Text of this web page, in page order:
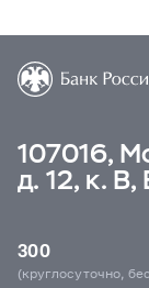
107016,
д. 12, к.
300
(круглосуточно,